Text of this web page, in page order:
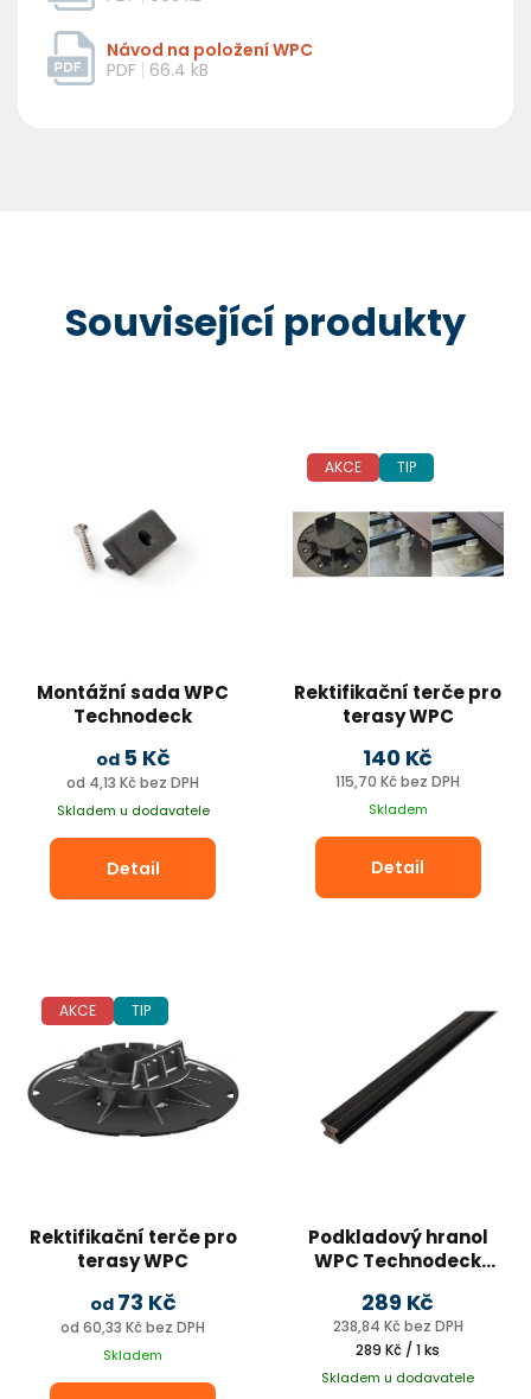
Návod na položení WPC
PDF
66.4 kB
Související produkty
Montážní sada WPC
Technodeck
od 4,13 Kč bez DPH
od5 Kč
Skladem u dodavatele
Detail
AKCE TIP
Rektifikační terče pro
terasy WPC
Nejlevněji v ČR
115,70 Kč bez DPH
140 Kč
Skladem
Detail
AKCE TIP
Rektifikační terče pro
terasy WPC
od 60,33 Kč bez DPH
od73 Kč
Skladem
Podkladový hranol
WPC Technodeck
238,84 Kč bez DPH
289 Kč
Měrná
cena:
289 Kč / 1 ks
Skladem u dodavatele
Powered by chaterimo